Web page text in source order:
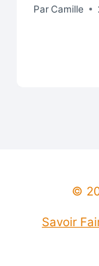
ParCamille
©
Savoir